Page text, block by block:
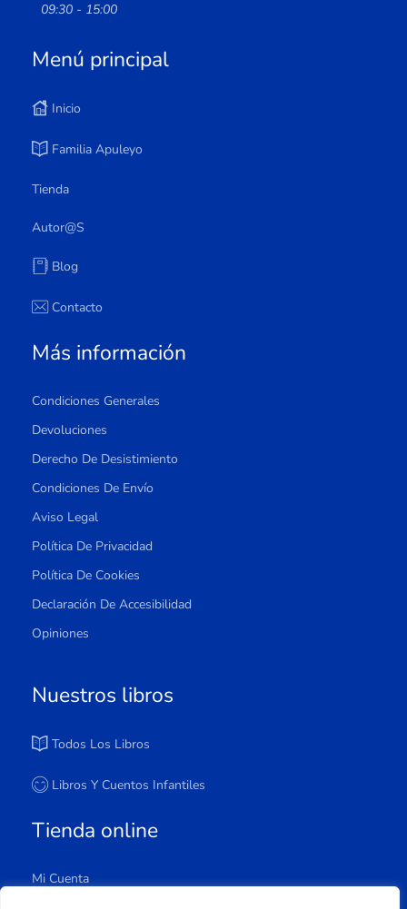
09:30 - 15:00
Menú principal
Inicio
Familia Apuleyo
Tienda
Autor@s
Blog
Contacto
Más información
Condiciones Generales
Devoluciones
Derecho De Desistimiento
Condiciones De Envío
Aviso Legal
Política De Privacidad
Política De Cookies
Declaración De Accesibilidad
Opiniones
Nuestros libros
Todos Los Libros
Libros Y Cuentos Infantiles
Tienda online
Mi Cuenta